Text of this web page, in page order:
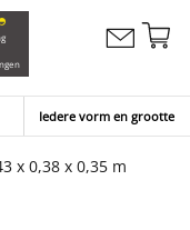
Contacteer
Iedere vorm en grootte
x 0,38 x 0,35 m